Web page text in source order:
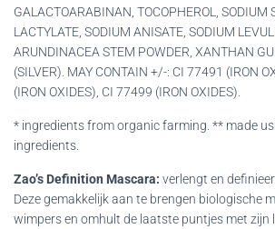
GALACTOARABINAN, TOCOPHEROL, SODIUM
LACTYLATE, SODIUM ANISATE, SODIUM
ARUNDINACEA STEM POWDER, XANTHAN
(SILVER). MAY CONTAIN +/-: CI 77491 (IRON
(IRON OXIDES), CI 77499 (IRON OXIDES).
* ingredients from organic farming. ** made
ingredients.
Zao’s Definition Mascara: verlengt en
Deze gemakkelijk aan te brengen biologische
wimpers en omhult de laatste puntjes met zijn